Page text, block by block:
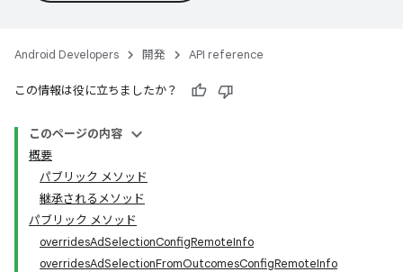
Android Developers 開発 API reference
この情報は役に立ちましたか？
このページの内容
概要
パブリック メソッド
継承されるメソッド
パブリック メソッド
overridesAdSelectionConfigRemoteInfo
overridesAdSelectionFromOutcomesConfigRemoteInfo